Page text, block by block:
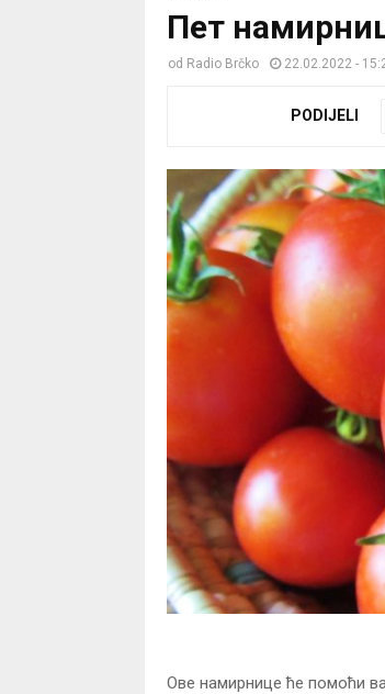
Пет
od Radio Brčko 22.02.2022 -
PODIJELI
Ове намирнице ће помоћи